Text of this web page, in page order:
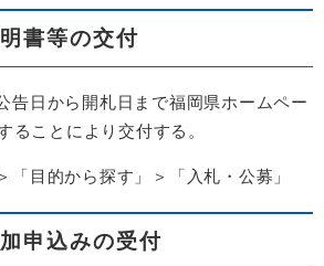
書等の交付
告日から開札日まで福岡県ホームペー
ることにより交付する。
目的から探す」＞「入札・公募」
申込みの受付